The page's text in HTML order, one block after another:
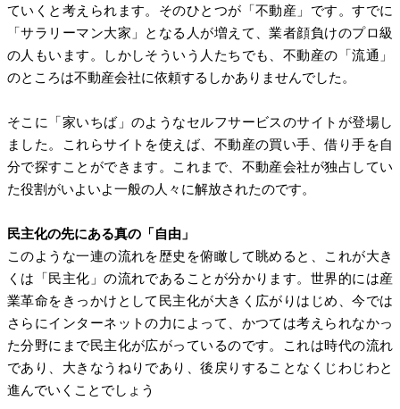
ていくと考えられます。そのひとつが「不動産」です。すでに
「サラリーマン大家」となる人が増えて、業者顔負けのプロ級
の人もいます。しかしそういう人たちでも、不動産の「流通」
のところは不動産会社に依頼するしかありませんでした。
そこに「家いちば」のようなセルフサービスのサイトが登場し
ました。これらサイトを使えば、不動産の買い手、借り手を自
分で探すことができます。これまで、不動産会社が独占してい
た役割がいよいよ一般の人々に解放されたのです。
民主化の先にある真の「自由」
このような一連の流れを歴史を俯瞰して眺めると、これが大き
くは「民主化」の流れであることが分かります。世界的には産
業革命をきっかけとして民主化が大きく広がりはじめ、今では
さらにインターネットの力によって、かつては考えられなかっ
た分野にまで民主化が広がっているのです。これは時代の流れ
であり、大きなうねりであり、後戻りすることなくじわじわと
進んでいくことでしょう